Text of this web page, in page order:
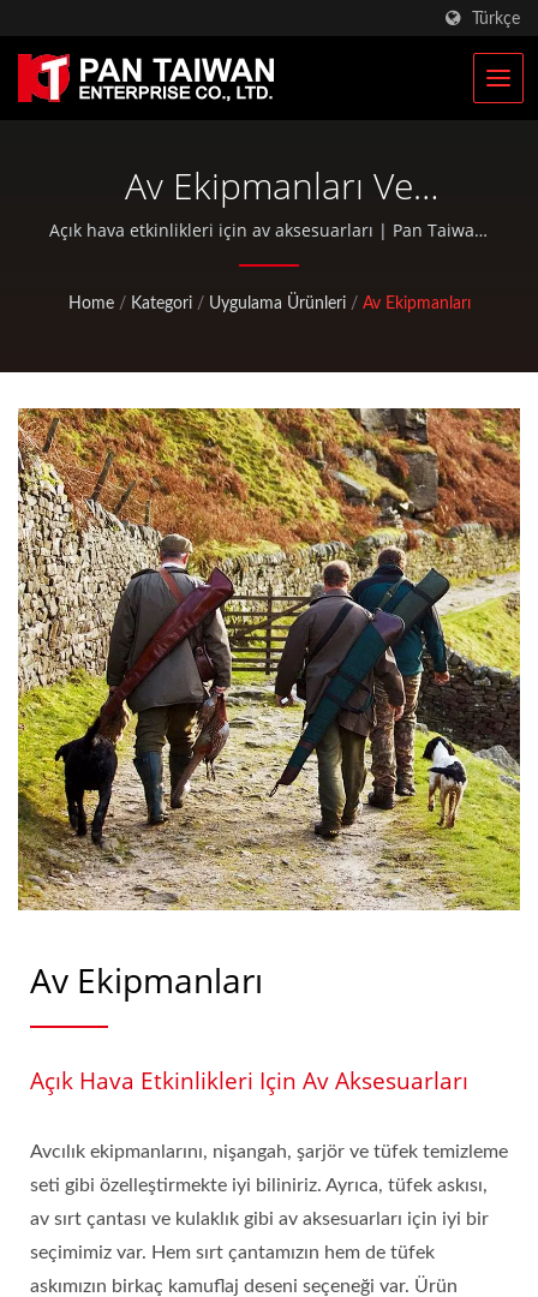
Türkçe
Av Ekipmanları Ve
Aksesuarları | Özel
Tırmanma Ve Av
Taiwan
Açık hava etkinlikleri için av aksesuarları | Pan Taiwan,
Plastik Enjeksiyon Hizmeti, Döküm, Dövme, CNC işleme,
EDC çantaları ve standart bisiklet ve açık hava
etkinlikleri parçaları gibi OEM / ODM hizmetleri
Home / Kategori / Uygulama Ürünleri / Av Ekipmanları
Av Ekipmanları
Açık Hava Etkinlikleri Için Av Aksesuarları
Avcılık ekipmanlarını, nişangah, şarjör ve tüfek temizleme
seti gibi özelleştirmekte iyi biliniriz. Ayrıca, tüfek askısı,
av sırt çantası ve kulaklık gibi av aksesuarları için iyi bir
seçimimiz var. Hem sırt çantamızın hem de tüfek
askımızın birkaç kamuflaj deseni seçeneği var. Ürün